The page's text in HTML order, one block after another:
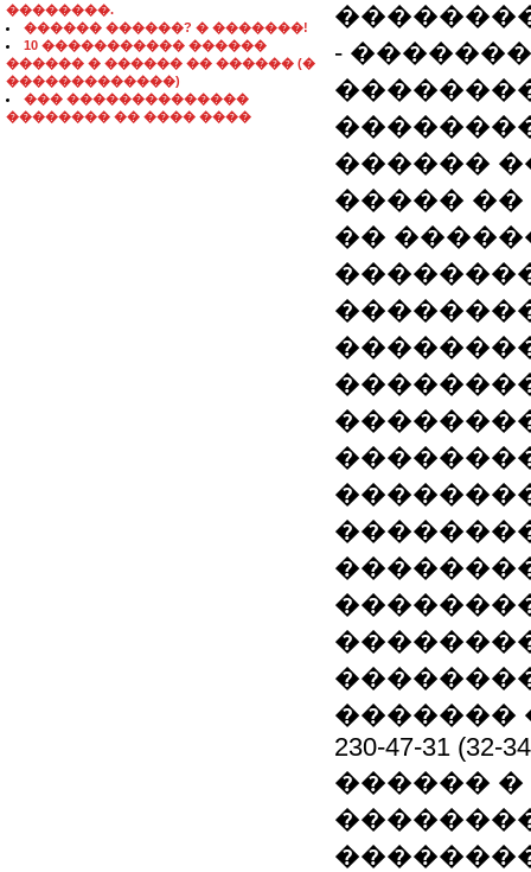
��������.
������ ������? � �������!
10 ����������� ������
������ � ������ �� ������ (�
�������������)
��� ��������������
�������� �� ���� ����
-
������
����� ��
��
�������
230-47-31 (32-
������